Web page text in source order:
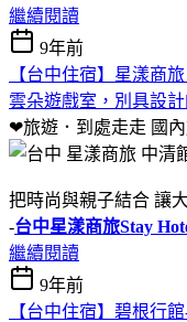
繼續閱讀
9年前
【台中住宿】星漾商
雲朵遊戲室，別具設
❤旅遊．到處走走 國
把時尚與親子結合 讓
-台中星漾商旅Stay
繼續閱讀
9年前
【台中住宿】碧根行